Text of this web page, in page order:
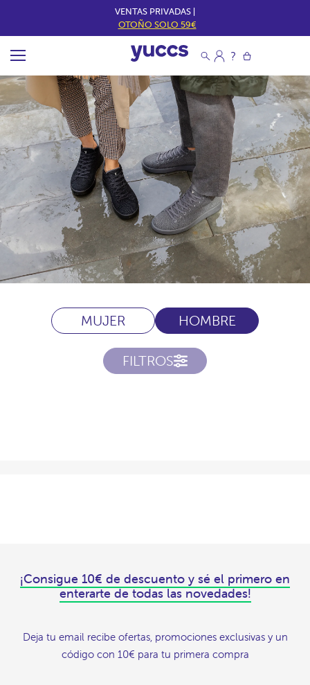
VENTAS PRIVADAS |
OTOÑO SOLO 59€
MUJER HOMBRE
FILTROS
¡Consigue 10€ de descuento y sé el primero en
enterarte de todas las novedades!
Deja tu email recibe ofertas, promociones exclusivas y un
código con 10€ para tu primera compra